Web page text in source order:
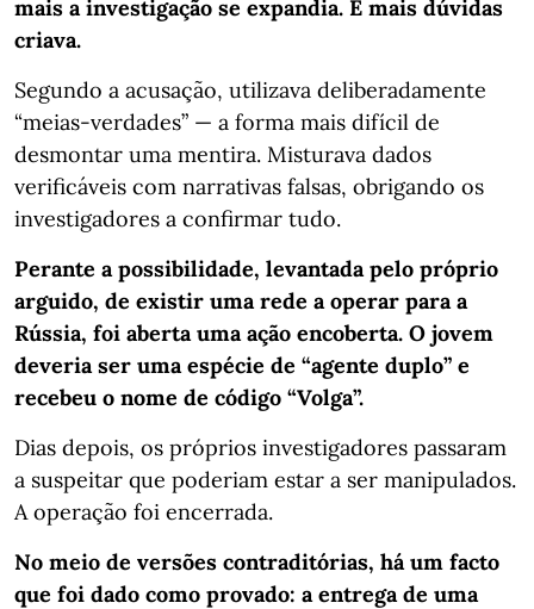
mais a investigação se expandia. E mais dúvidas
criava.
Segundo a acusação, utilizava deliberadamente
“meias-verdades” — a forma mais difícil de
desmontar uma mentira. Misturava dados
verificáveis com narrativas falsas, obrigando os
investigadores a confirmar tudo.
Perante a possibilidade, levantada pelo próprio
arguido, de existir uma rede a operar para a
Rússia, foi aberta uma ação encoberta. O jovem
deveria ser uma espécie de “agente duplo” e
recebeu o nome de código “Volga”.
Dias depois, os próprios investigadores passaram
a suspeitar que poderiam estar a ser manipulados.
A operação foi encerrada.
No meio de versões contraditórias, há um facto
que foi dado como provado: a entrega de uma